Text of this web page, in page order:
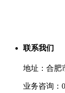
联系我们
地址：合肥
业务咨询：